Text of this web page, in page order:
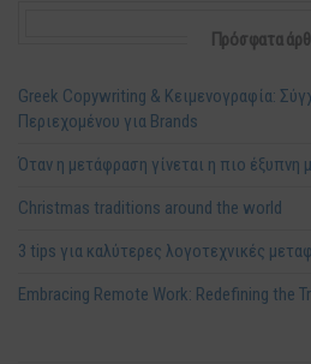
Πρόσφατα
Greek Copywriting & Κειμενογραφία:
Περιεχομένου για Brands
Όταν η μετάφραση γίνεται η πιο έξυπνη
Christmas traditions around the world
3 tips για καλύτερες λογοτεχνικές
Embracing Remote Work: Redefining the